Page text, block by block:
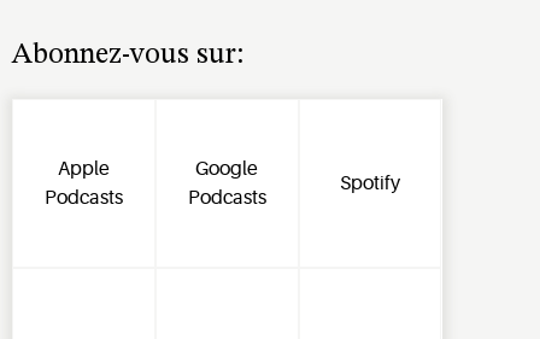
Abonnez-vous sur:
Apple
Podcasts
Google
Podcasts
Spotify